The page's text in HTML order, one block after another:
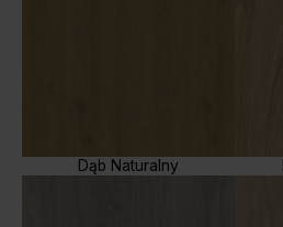
Dąb Naturalny